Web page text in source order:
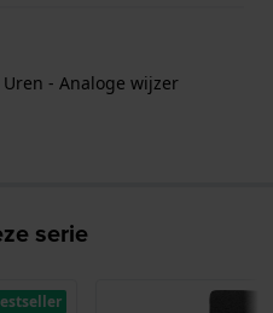
Uren - Analoge wijzer
serie